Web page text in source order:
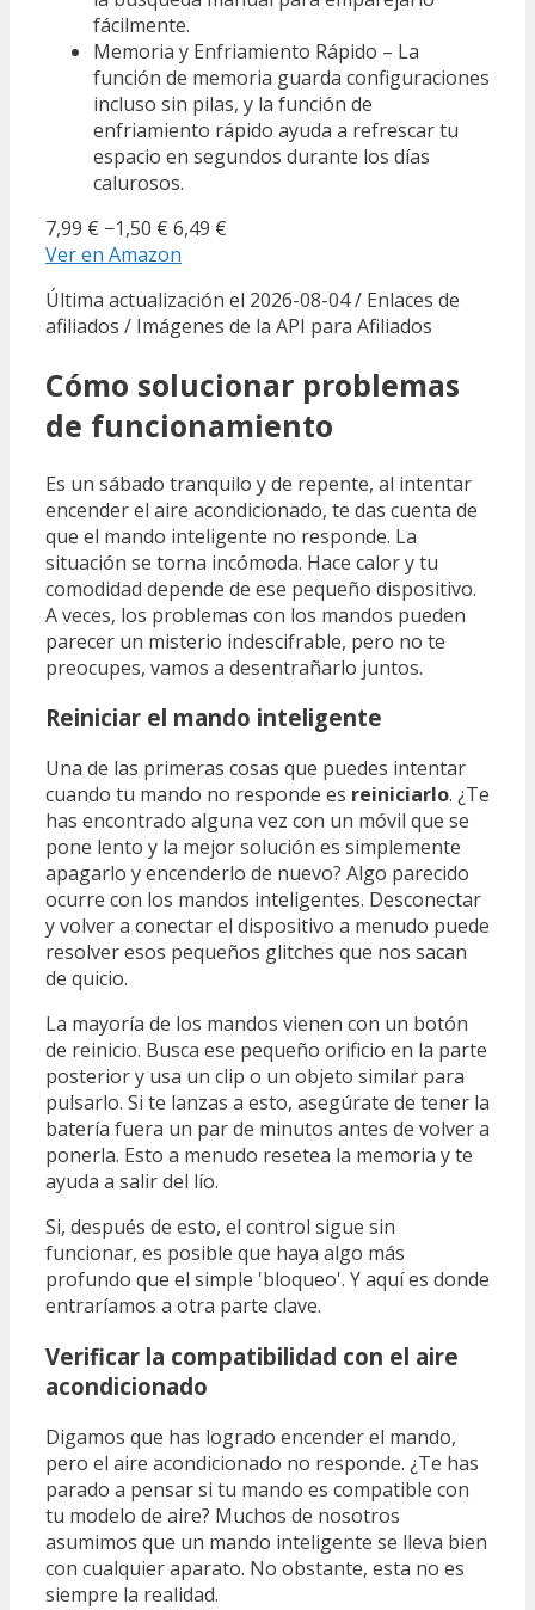
fácilmente.
Memoria y Enfriamiento Rápido – La
función de memoria guarda configuraciones
incluso sin pilas, y la función de
enfriamiento rápido ayuda a refrescar tu
espacio en segundos durante los días
calurosos.
7,99 € −1,50 € 6,49 €
Ver en Amazon
Última actualización el 2026-08-04 / Enlaces de
afiliados / Imágenes de la API para Afiliados
Cómo solucionar problemas
de funcionamiento
Es un sábado tranquilo y de repente, al intentar
encender el aire acondicionado, te das cuenta de
que el mando inteligente no responde. La
situación se torna incómoda. Hace calor y tu
comodidad depende de ese pequeño dispositivo.
A veces, los problemas con los mandos pueden
parecer un misterio indescifrable, pero no te
preocupes, vamos a desentrañarlo juntos.
Reiniciar el mando inteligente
Una de las primeras cosas que puedes intentar
cuando tu mando no responde es reiniciarlo. ¿Te
has encontrado alguna vez con un móvil que se
pone lento y la mejor solución es simplemente
apagarlo y encenderlo de nuevo? Algo parecido
ocurre con los mandos inteligentes. Desconectar
y volver a conectar el dispositivo a menudo puede
resolver esos pequeños glitches que nos sacan
de quicio.
La mayoría de los mandos vienen con un botón
de reinicio. Busca ese pequeño orificio en la parte
posterior y usa un clip o un objeto similar para
pulsarlo. Si te lanzas a esto, asegúrate de tener la
batería fuera un par de minutos antes de volver a
ponerla. Esto a menudo resetea la memoria y te
ayuda a salir del lío.
Si, después de esto, el control sigue sin
funcionar, es posible que haya algo más
profundo que el simple 'bloqueo'. Y aquí es donde
entraríamos a otra parte clave.
Verificar la compatibilidad con el aire
acondicionado
Digamos que has logrado encender el mando,
pero el aire acondicionado no responde. ¿Te has
parado a pensar si tu mando es compatible con
tu modelo de aire? Muchos de nosotros
asumimos que un mando inteligente se lleva bien
con cualquier aparato. No obstante, esta no es
siempre la realidad.